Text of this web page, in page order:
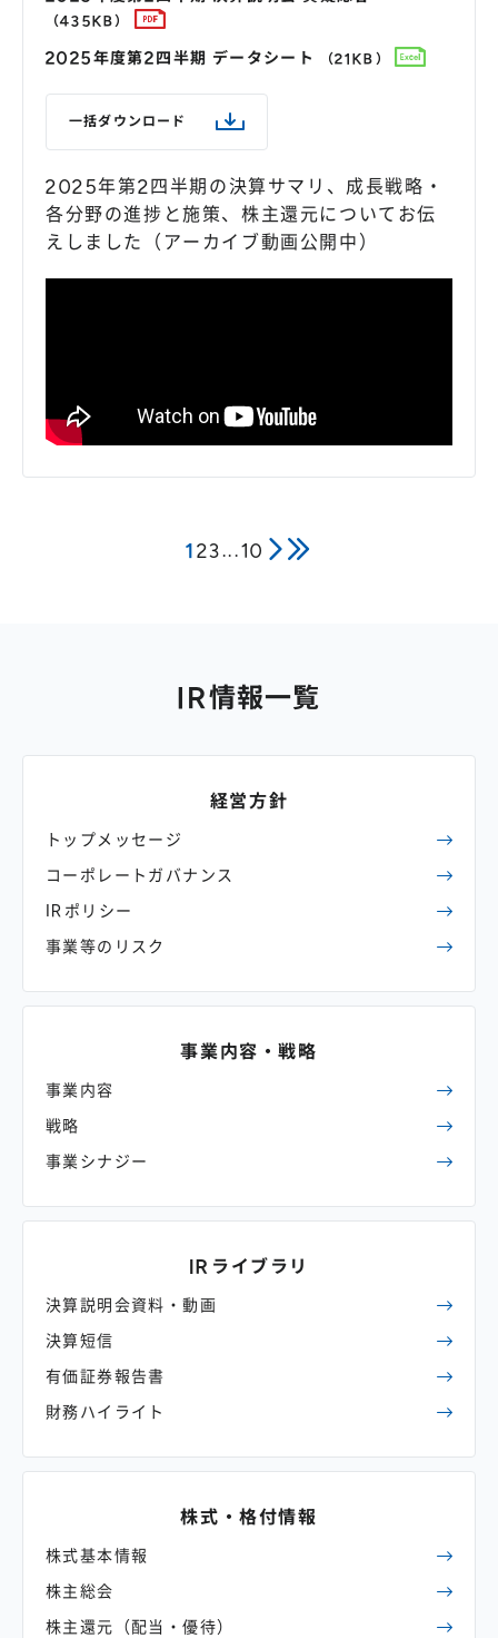
（435KB）
2025年度第2四半期 データシート （21KB）
一括ダウンロード
2025年第2四半期の決算サマリ、成長戦略・
各分野の進捗と施策、株主還元についてお伝
えしました（アーカイブ動画公開中）
1 23...10
IR情報一覧
経営方針
トップメッセージ
コーポレート ガバナンス
IRポリシー
事業等のリスク
事業内容・戦略
事業内容
戦略
事業シナジー
IRライブラリ
決算説明会資料・動画
決算短信
有価証券報告書
財務ハイライト
株式・格付情報
株式基本情報
株主総会
株主還元 （配当・優待）